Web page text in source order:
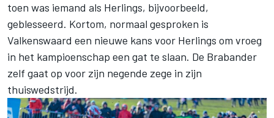
toen was iemand als Herlings, bijvoorbeeld,
geblesseerd. Kortom, normaal gesproken is
Valkenswaard een nieuwe kans voor Herlings om vroeg
in het kampioenschap een gat te slaan. De Brabander
zelf gaat op voor zijn negende zege in zijn
thuiswedstrijd.